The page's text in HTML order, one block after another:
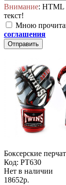
Внимание: HTML
текст!
Мною
соглашения
Отправить
Боксерские
Код: PT630
Нет в наличии
18652р.